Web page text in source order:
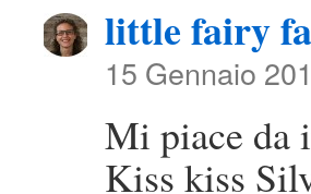
little fairy
15 Gennaio
Mi piace da
Kiss kiss